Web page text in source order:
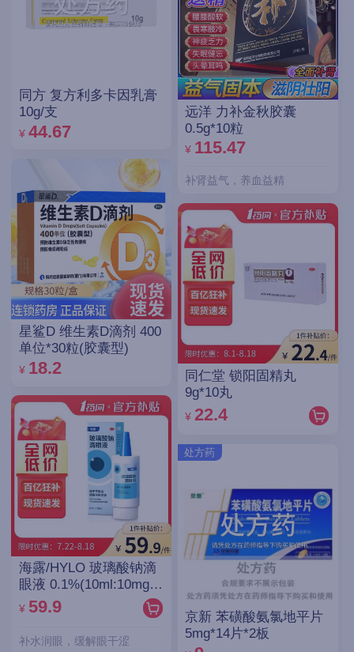
同方 复方利多卡因乳膏
10g/支
¥ 44.67
星鲨D 维生素D滴剂 400
单位*30粒(胶囊型)
¥ 18.2
海露/HYLO 玻璃酸钠滴
眼液 0.1%(10ml:10mg)/
支(OTC)
¥ 59.9
补水润眼，缓解眼干涩
远洋 力补金秋胶囊
0.5g*10粒
¥ 115.47
补肾益气，养血益精
同仁堂 锁阳固精丸
9g*10丸
¥ 22.4
处方药
京新 苯磺酸氨氯地平片
5mg*14片*2板